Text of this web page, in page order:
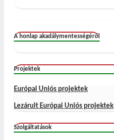
A honlap akadálymentességéről
Projektek
Európai Uniós projektek
Lezárult Európai Uniós projektek
Szolgáltatások